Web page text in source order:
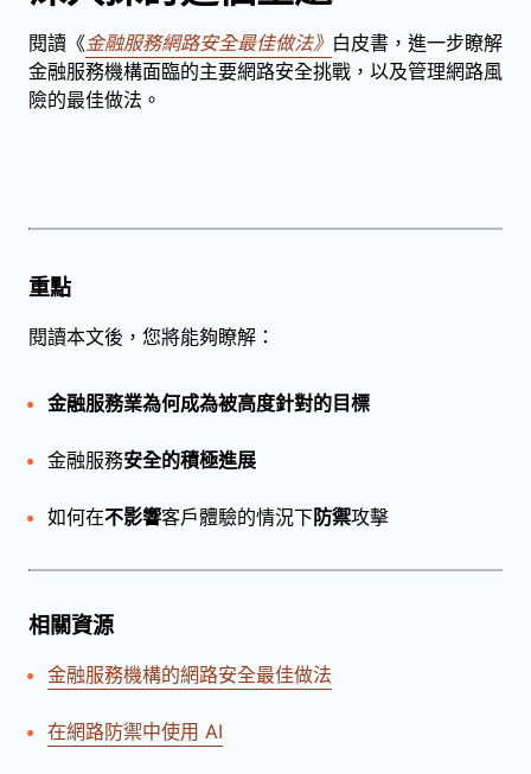
閱讀《金融服務網路安全最佳做法》 白皮書，進一步瞭解
金融服務機構面臨的主要網路安全挑戰，以及管理網路風
險的最佳做法。
重點
閱讀本文後，您將能夠瞭解：
金融服務業為何成為被高度針對的目標
金融服務安全的積極進展
如何在不影響客戶體驗的情況下防禦攻擊
相關資源
金融服務機構的網路安全最佳做法
在網路防禦中使用 AI